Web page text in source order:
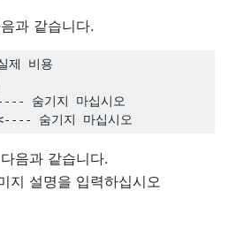
과 같습니다.
제 비용
숨기지 마십시오
숨기지 마십시오
음과 같습니다.